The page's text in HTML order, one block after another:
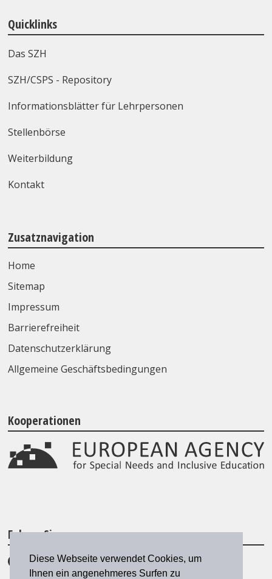
Diese Webseite verwendet Cookies, um
Ihnen ein angenehmeres Surfen zu
Quicklinks
Das SZH
SZH/CSPS - Repository
Informationsblätter für Lehrpersonen
Stellenbörse
Weiterbildung
Kontakt
Zusatznavigation
Home
Sitemap
Impressum
Barrierefreiheit
Datenschutzerklärung
Allgemeine Geschäftsbedingungen
Kooperationen
Folgen Sie uns